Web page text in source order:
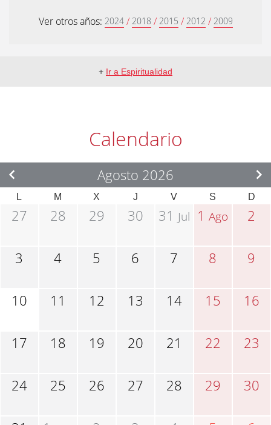
Ver otros años: 2024 / 2018 / 2015 / 2012 / 2009
+ Ir a Espiritualidad
Calendario
Agosto 2026
L M X J V S D
27 28 29 30 31 Jul 1Ago 2
3 4 5 6 7 8 9
10 11 12 13 14 15 16
17 18 19 20 21 22 23
24 25 26 27 28 29 30